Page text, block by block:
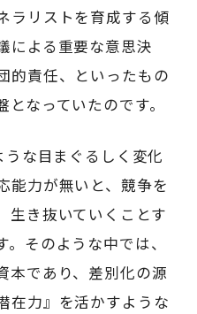
ラリストを育成する傾
による重要な意思決
的責任、といったもの
なっていたのです。
な目まぐるしく変化
能力が無いと、競争を
生き抜いていくことす
そのような中では、
本であり、差別化の源
在力』を活かすような